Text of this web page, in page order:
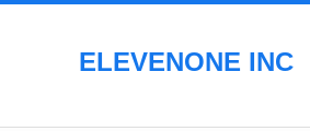
ELEVENONE INC